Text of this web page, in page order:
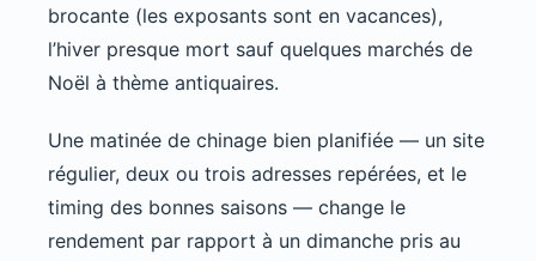
brocante (les exposants sont en vacances),
l’hiver presque mort sauf quelques marchés de
Noël à thème antiquaires.
Une matinée de chinage bien planifiée — un site
régulier, deux ou trois adresses repérées, et le
timing des bonnes saisons — change le
rendement par rapport à un dimanche pris au